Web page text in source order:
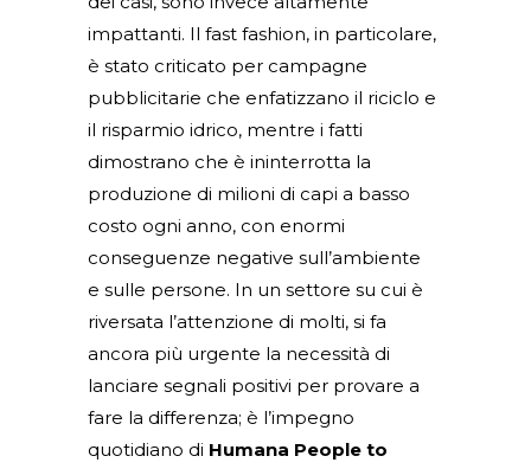
impattanti. Il fast fashion, in particolare,
è stato criticato per campagne
pubblicitarie che enfatizzano il riciclo e
il risparmio idrico, mentre i fatti
dimostrano che è ininterrotta la
produzione di milioni di capi a basso
costo ogni anno, con enormi
conseguenze negative sull’ambiente
e sulle persone. In un settore su cui è
riversata l’attenzione di molti, si fa
ancora più urgente la necessità di
lanciare segnali positivi per provare a
fare la differenza; è l’impegno
quotidiano di Humana People to